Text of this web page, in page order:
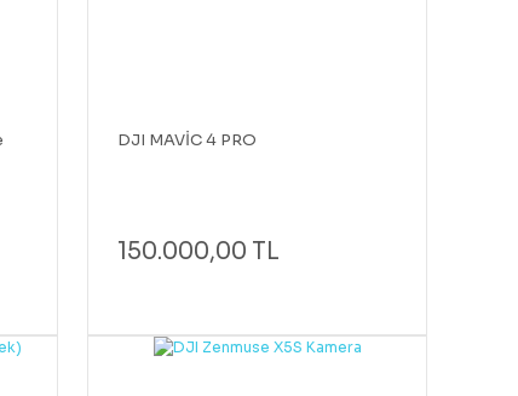
DJI MAVİC 4 PRO
150.000,00 TL